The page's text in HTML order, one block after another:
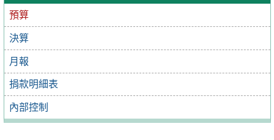
預算
決算
月報
捐款明細表
內部控制